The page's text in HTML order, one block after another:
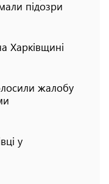
підозри
Харківщині
жалобу
у